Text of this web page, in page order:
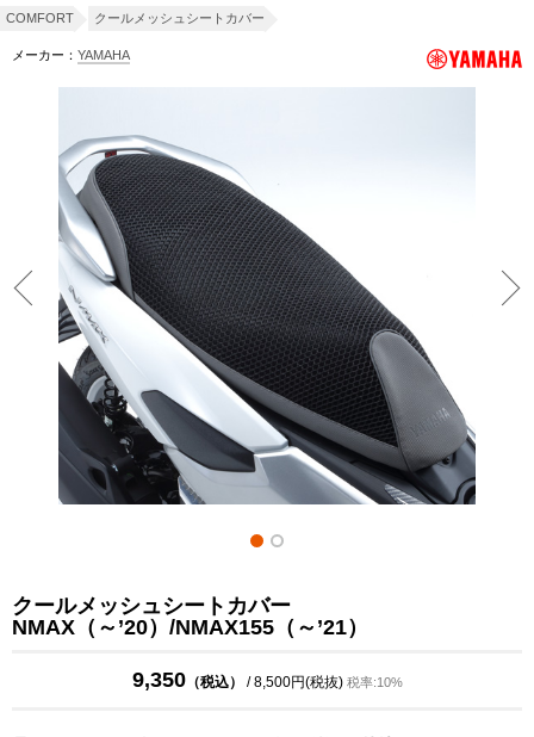
COMFORT クールメッシュシートカバー
メーカー： YAMAHA
クールメッシュシートカバー
NMAX（～’20）/NMAX155（～’21）
9,350（税込） / 8,500円(税抜) 税率:10%